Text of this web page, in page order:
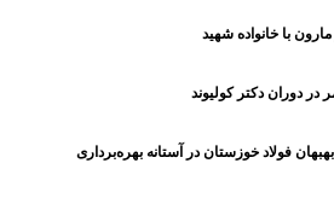
با خانواده شهید
در دوران دکتر کولیوند
فولاد خوزستان در آستانه بهره‌برداری